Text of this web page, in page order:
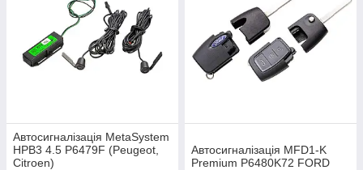
Автосигналізація MetaSystem
HPB3 4.5 P6479F (Peugeot,
Citroen)
Автосигналізація MFD1-K
Premium P6480K72 FORD